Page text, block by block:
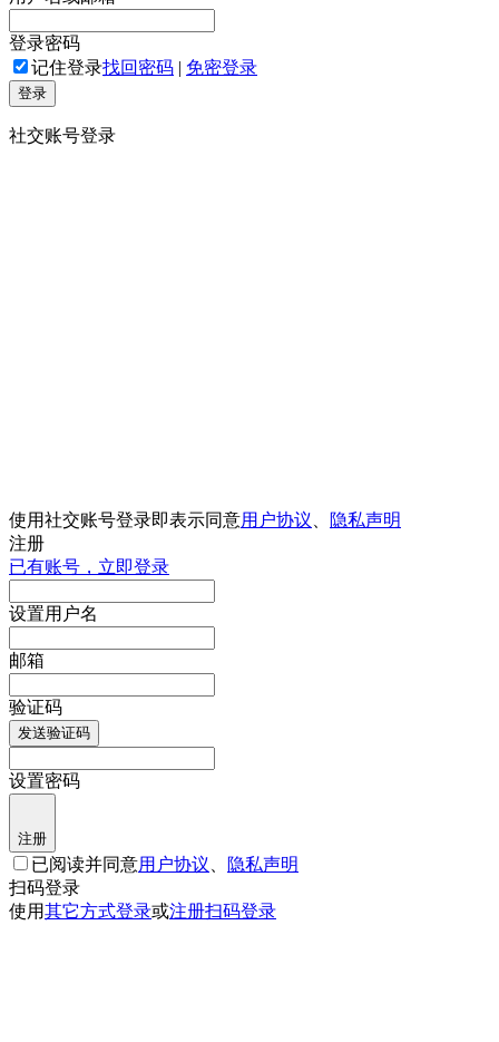
登录密码
记住登录找回密码 | 免密登录
登录
社交账号登录
使用社交账号登录即表示同意用户协议
隐私声明
注册
已有账号，立即登录
设置用户名
邮箱
验证码
发送验证码
设置密码
注册
已阅读并同意用户协议
隐私声明
扫码登录
使用其它方式登录或注册扫码登录